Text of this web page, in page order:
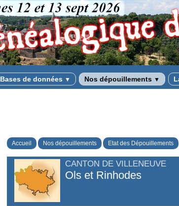
Bases de données ▼ Nos dépouillements ▼
Accueil Nos dépouillements Etat des Dépouillements
CANTON DE VILLENEUVE
Ols et Rinhodes